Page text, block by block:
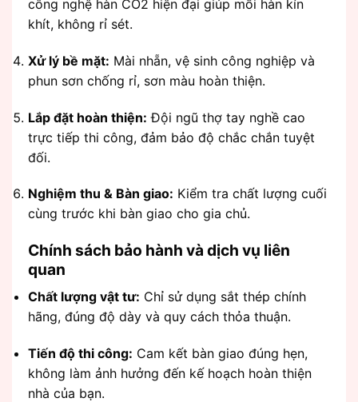
công nghệ hàn CO2 hiện đại giúp mối hàn kín
khít, không rỉ sét.
Xử lý bề mặt: Mài nhẵn, vệ sinh công nghiệp và
phun sơn chống rỉ, sơn màu hoàn thiện.
Lắp đặt hoàn thiện: Đội ngũ thợ tay nghề cao
trực tiếp thi công, đảm bảo độ chắc chắn tuyệt
đối.
Nghiệm thu & Bàn giao: Kiểm tra chất lượng cuối
cùng trước khi bàn giao cho gia chủ.
Chính sách bảo hành và dịch vụ liên
quan
Chất lượng vật tư: Chỉ sử dụng sắt thép chính
hãng, đúng độ dày và quy cách thỏa thuận.
Tiến độ thi công: Cam kết bàn giao đúng hẹn,
không làm ảnh hưởng đến kế hoạch hoàn thiện
nhà của bạn.